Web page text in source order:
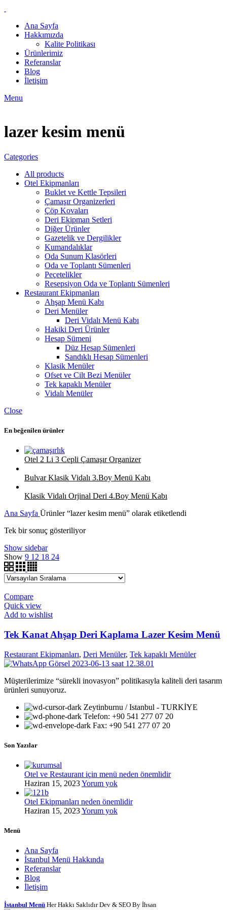
Ana Sayfa
Hakkımızda
Kalite Politikası
Ürünlerimiz
Referanslar
Blog
İletişim
Menu
lazer kesim menü
Categories
All products
Otel Ekipmanları
Buklet ve Kettle Tepsileri
Çamaşır Organizerleri
Çöp Kovaları
Deri Ekipman Setleri
Diğer Ürünler
Gazetelik ve Dergilikler
Kumandalıklar
Oda Sunum Klasörleri
Oda ve Toplantı Sümenleri
Peçetelikler
Resepsiyon Oda ve Toplantı Sümenleri
Restaurant Ekipmanları
Ahşap Menü Kabı
Deri Menüler
Deri Vidalı Menü Kabı
Hakiki Deri Ürünler
Hesap Sümeni
Düz Hesap Sümenleri
Sandıklı Hesap Sümenleri
Klasik Menüler
Ofset ve Cilt Bezi Menüler
Tek kapaklı Menüler
Vidalı Menüler
Close
En beğenilen ürünler
Otel 2 Li 3 Cepli Çamaşır Organizer
Bulvar Klasik Vidalı 3.Boy Menü Kabı
Klasik Vidalı Orjinal Deri 4.Boy Menü Kabı
Ana Sayfa Ürünler “lazer kesim menü” olarak etiketlendi
Tek bir sonuç gösteriliyor
Show sidebar
Show 9 12 18 24
Compare
Quick view
Add to wishlist
Tek Kanat Ahşap Deri Kaplama Lazer Kesim Menü
Restaurant Ekipmanları, Deri Menüler, Tek kapaklı Menüler
Müşterilerimize “sürekli inovasyon” politikasıyla kaliteli deri tasarım
ürünleri sunuyoruz.
Zeytinburnu / Istanbul - TURKİYE
Telefon: +90 541 277 07 20
Fax: +90 541 277 07 20
Son Yazılar
Otel ve Restaurant için menü neden önemlidir
Haziran 15, 2023Yorum yok
Otel Ekipmanları neden önemlidir
Haziran 15, 2023Yorum yok
Menü
Ana Sayfa
İstanbul Menü Hakkında
Referanslar
Blog
İletişim
İstanbul Menü Her Hakkı Saklıdır Dev & SEO By İhsan